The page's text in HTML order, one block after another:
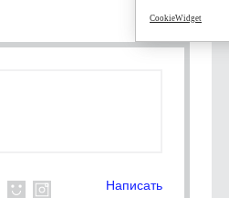
Написать
CookieWidget